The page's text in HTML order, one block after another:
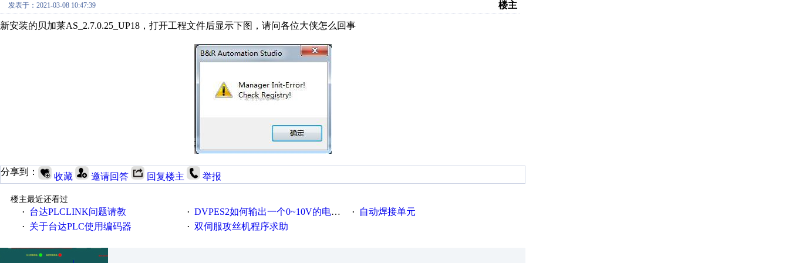
发表于：2021-03-08 10:47:39 楼主
新安装的贝加莱AS_2.7.0.25_UP18，打开工程文件后显示下图，请问各位大侠怎么回事
分享到： 收藏 邀请回答 回复楼主 举报
楼主最近还看过
·
台达PLCLINK问题请教 · DVPES2如何输出一个0~10V的电压控制信号 · 自动焊接单元
· 关于台达PLC使用编码器 · 双伺服攻丝机程序求助